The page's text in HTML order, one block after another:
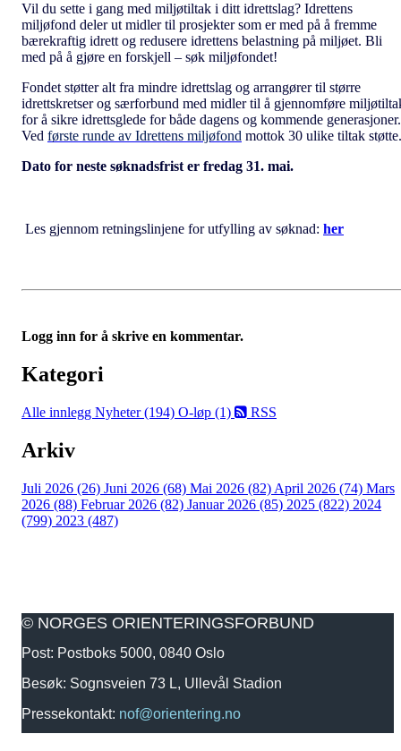
Vil du sette i gang med miljøtiltak i ditt idrettslag? Idrettens
miljøfond deler ut midler til prosjekter som er med på å fremme
bærekraftig idrett og redusere idrettens belastning på miljøet. Bli
med på å gjøre en forskjell – søk miljøfondet!
Fondet støtter alt fra mindre idrettslag og arrangører til større
idrettskretser og særforbund med midler til å gjennomføre
for å sikre idrettsglede for både dagens og kommende generasjoner.
Ved første runde av Idrettens miljøfond mottok 30 ulike tiltak støtte.
Dato for neste søknadsfrist er fredag 31. mai.
Les gjennom retningslinjene for utfylling av søknad: her
Logg inn for å skrive en kommentar.
Kategori
Alle innlegg Nyheter (194) O-løp (1) RSS
Arkiv
Juli 2026 (26) Juni 2026 (68) Mai 2026 (82) April 2026 (74) Mars
2026 (88) Februar 2026 (82) Januar 2026 (85) 2025 (822) 2024
(799) 2023 (487)
© NORGES ORIENTERINGSFORBUND
Post: Postboks 5000, 0840 Oslo
Besøk: Sognsveien 73 L, Ullevål Stadion
Pressekontakt: nof@orientering.no